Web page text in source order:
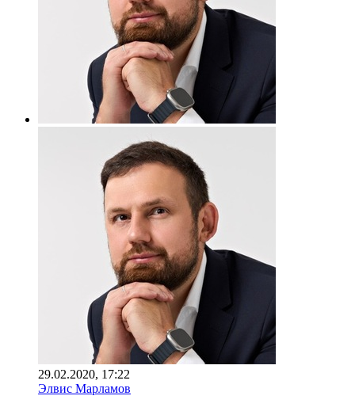
29.02.2020, 17:22
Элвис Марламов